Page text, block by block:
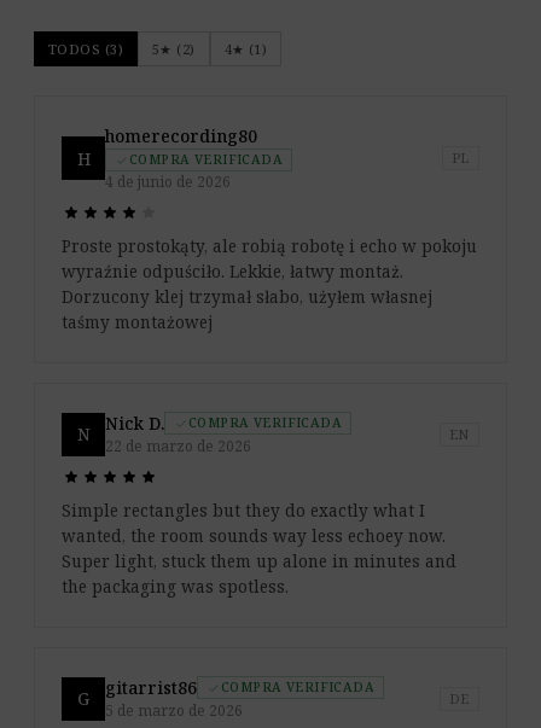
TODOS (3) 5★ (2) 4★ (1)
H
homerecording80
check COMPRA VERIFICADA
4 de junio de 2026
PL
star star star star
star star star star
Proste prostokąty, ale robią robotę i echo w pokoju
wyraźnie odpuściło. Lekkie, łatwy montaż.
Dorzucony klej trzymał słabo, użyłem własnej
taśmy montażowej
N Nick D. check COMPRA VERIFICADA
22 de marzo de 2026
EN
star star star star star
star star star star star
Simple rectangles but they do exactly what I
wanted, the room sounds way less echoey now.
Super light, stuck them up alone in minutes and
the packaging was spotless.
G gitarrist86 check COMPRA VERIFICADA
5 de marzo de 2026
DE